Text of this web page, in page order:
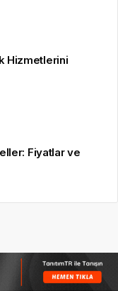
Hizmetlerini
Fiyatlar ve